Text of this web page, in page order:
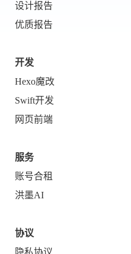
设计报告
优质报告
开发
Hexo魔改
Swift开发
网页前端
服务
账号合租
洪墨AI
协议
隐私协议